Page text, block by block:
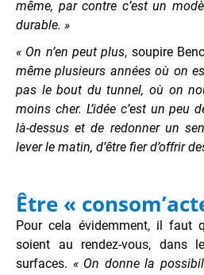
même, par contre c’est un
durable. »
« On n’en peut plus, soupire
même plusieurs années où on
pas le bout du tunnel, où on
moins cher. L’idée c’est un peu
là-dessus et de redonner un
lever le matin, d’être fier d’offrir
Être «
Pour cela évidemment, il faut
soient au rendez-vous, dans
surfaces. « On donne la